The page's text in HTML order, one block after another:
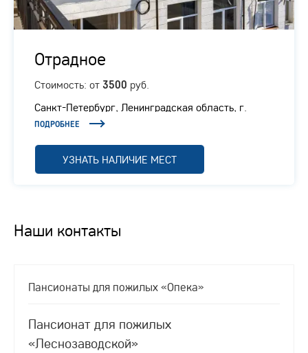
Отрадное
Стоимость: от 3500 руб.
Санкт-Петербург, Ленинградская область, г.
Отрадное, Ленинградское шоссе, 1/1
ПОДРОБНЕЕ
УЗНАТЬ НАЛИЧИЕ МЕСТ
Наши контакты
Пансионаты для пожилых «Опека»
Пансионат для пожилых
«Леснозаводской»